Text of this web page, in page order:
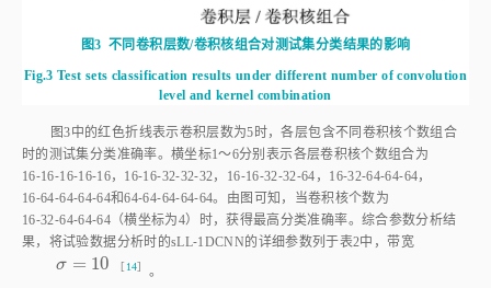
图3
不同卷积层数/卷积核组合对测试集分类结果的影响
图3
中的红色折线表示卷积层数为5时，各层包含不同卷积核个数组合
时的测试集分类准确率。横坐标1～6分别表示各层卷积核个数组合为
16⁃64⁃64⁃64⁃64和64⁃64⁃64⁃64⁃64。由图可知，当卷积核个数为
16⁃32⁃64⁃64⁃64（横坐标为4）时，获得最高分类准确率。综合参数分析结
果，将试验数据分析时的sLL⁃1DCNN的详细参数列于 表2 中，带宽
= 10
10